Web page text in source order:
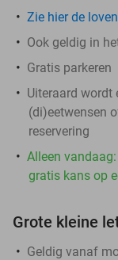
Zie hier de
Ook geldig in
Gratis parkeren
Uiteraard wordt
(di)eetwensen
reservering
Alleen
gratis kans op
Grote kleine
Geldig vanaf